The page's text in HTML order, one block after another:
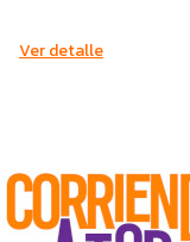
Ver detalle